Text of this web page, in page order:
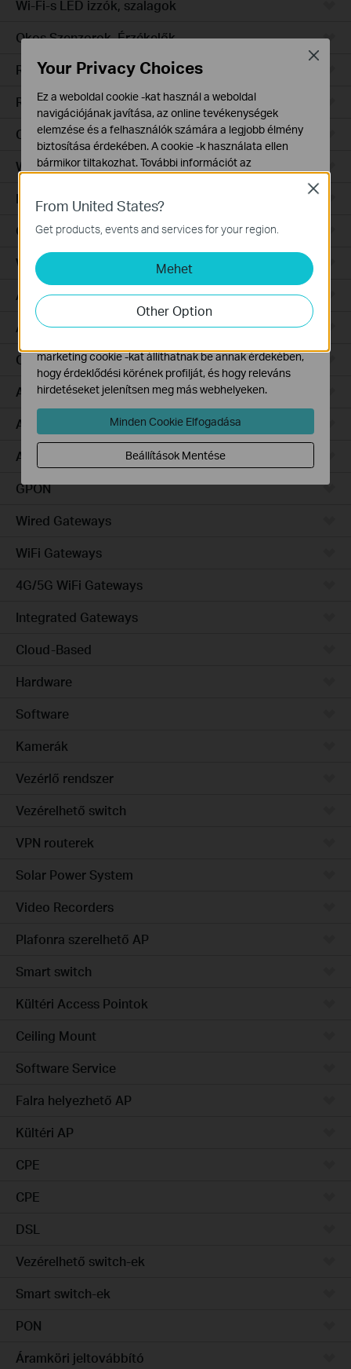
Wi-Fi-s LED izzók, szalagok
Okos Szenzorok, Érzékelők
Robotporszívók
Robotporszívó tartozékok
Ceiling Mount
Wall Plate
Desktop
Outdoor
Wireless Bridge
Aggregation
Access
Campus
Access Pro
Access Plus
Access Max
GPON
Wired Gateways
WiFi Gateways
4G/5G WiFi Gateways
Integrated Gateways
Cloud-Based
Hardware
Software
Kamerák
Vezérlő rendszer
Vezérelhető switch
VPN routerek
Solar Power System
Video Recorders
Plafonra szerelhető AP
Smart switch
Kültéri Access Pointok
Ceiling Mount
Software Service
Falra helyezhető AP
Kültéri AP
CPE
CPE
DSL
Vezérelhető switch-ek
Smart switch-ek
PON
Áramköri jeltovábbító
From United States?
Get products, events and services for your region.
Mehet
Other Option
Close
Your Privacy Choices
Ez a weboldal cookie -kat használ a weboldal
navigációjának javítása, az online tevékenységek
elemzése és a felhasználók számára a legjobb élmény
biztosítása érdekében. A cookie -k használata ellen
bármikor tiltakozhat. További információt az
Alap Cookie-k
Ezek a cookie -k a webhely működéséhez szükségesek,
és nem tilthatók le a rendszereiben.
Marketing és Elemző Cookie-k
Az elemző cookie -k lehetővé teszik számunkra, hogy
elemezzük weboldalunkon végzett tevékenységeit, hogy
javítsuk és módosítsuk webhelyünk működését.
marketing cookie -kat állíthatnak be annak érdekében,
hogy érdeklődési körének profilját, és hogy releváns
hirdetéseket jelenítsen meg más webhelyeken.
Minden Cookie Elfogadása
Beállítások Mentése
Close